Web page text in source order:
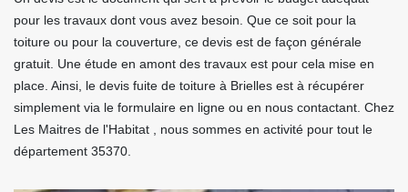
pour les travaux dont vous avez besoin. Que ce soit pour la
toiture ou pour la couverture, ce devis est de façon générale
gratuit. Une étude en amont des travaux est pour cela mise en
place. Ainsi, le devis fuite de toiture à Brielles est à récupérer
simplement via le formulaire en ligne ou en nous contactant. Chez
Les Maitres de l'Habitat , nous sommes en activité pour tout le
département 35370.